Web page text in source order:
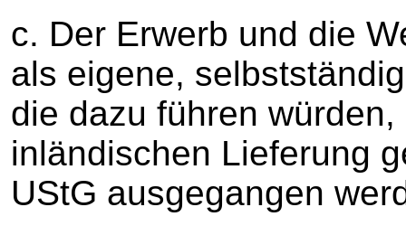
c. Der Erwerb und die
als eigene,
die dazu führen
inländischen Lieferung
UStG ausgegangen